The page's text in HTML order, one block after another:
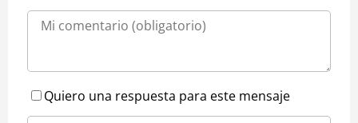
Quiero una respuesta para este mensaje